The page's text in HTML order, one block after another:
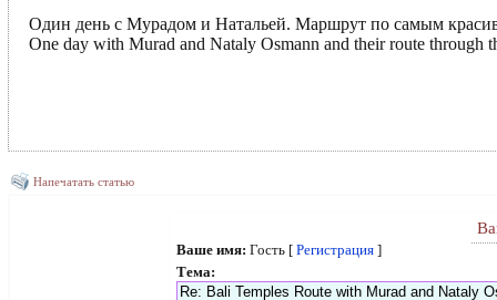
Один день с Мурадом и Натальей. Маршрут по самым
One day with Murad and Nataly Osmann and their route through
Напечатать статью
Ваше имя: Гость [ Регистрация ]
Тема: